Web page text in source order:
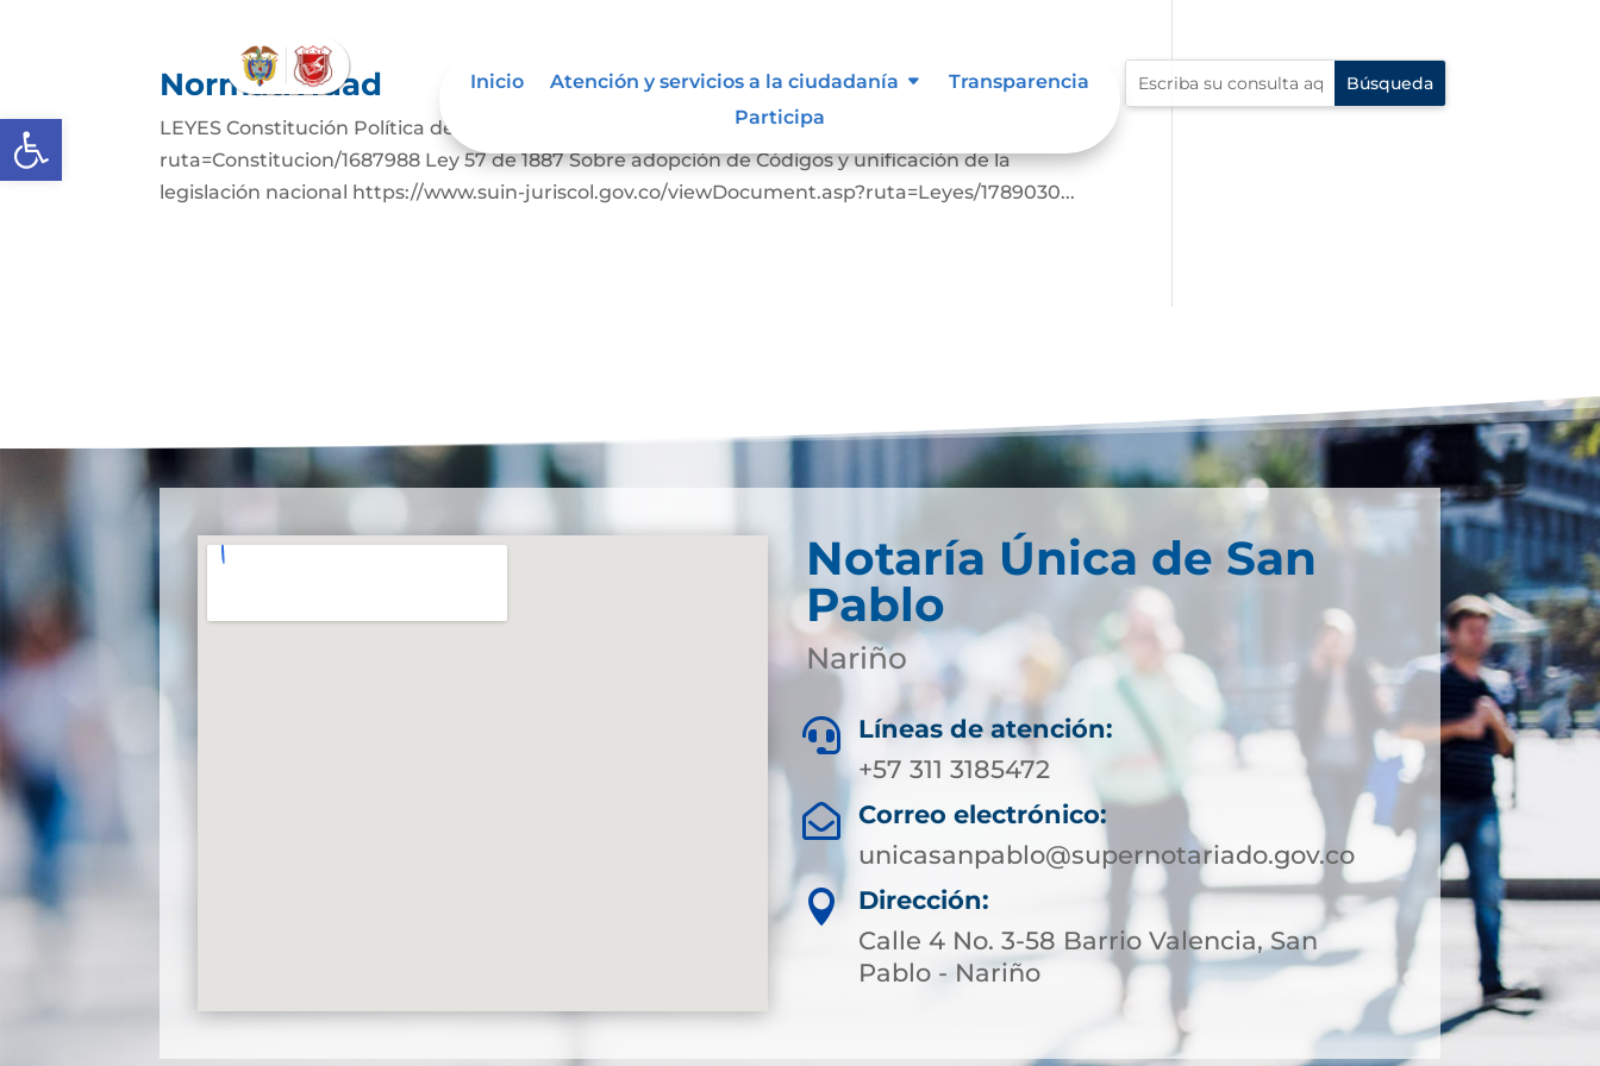
Abrir barra de herramientas
Inicio Atención y servicios a la ciudadanía
Transparencia
Participa
Normatividad
LEYES Constitución Política de Colombia. https://www.suin-juriscol.gov.co/viewDocument.asp?
ruta=Constitucion/1687988 Ley 57 de 1887 Sobre adopción de Códigos y unificación de la
legislación nacional https://www.suin-juriscol.gov.co/viewDocument.asp?ruta=Leyes/1789030...
Notaría Única de San
Pablo
Nariño

Líneas de atención:
+57 311 3185472

Correo electrónico:
unicasanpablo@supernotariado.gov.co

Dirección:
Calle 4 No. 3-58 Barrio Valencia, San
Pablo - Nariño